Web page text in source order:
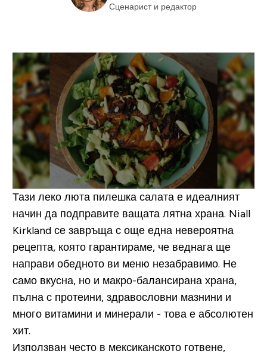
Сценарист и редактор
Тази леко люта пилешка салата е идеалният
начин да подправите ващата лятна храна. Niall
Kirkland се завръща с още една невероятна
рецепта, която гарантираме, че веднага ще
направи обедното ви меню незабравимо. Не
само вкусна, но и макро-балансирана храна,
пълна с протеини, здравословни мазнини и
много витамини и минерали - това е абсолютен
хит.
Използван често в мексиканското готвене,